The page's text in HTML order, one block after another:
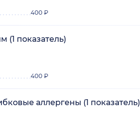
400 ₽
(1 показатель)
400 ₽
аллергены (1 показатель)